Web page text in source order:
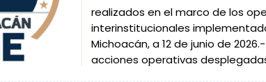
realizados en el marco de los
interinstitucionales
Michoacán, a 12 de junio de
acciones operativas